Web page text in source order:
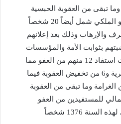
تبقى من العقوبة الحبسية
وأشار البلاغ ذاته إلى أن العفو الملكي شمل أيضاً 20 شخصاً
والإرهاب وذلك بعد إعلانهم
بثوابت الأمة والمؤسسات
الوطنية ونبذهم للتطرف حيث استفاد 12 منهم من العفو مما
تبقى من العقوبة السالبة للحرية و6 من تخفيض العقوبة فيما
وما تبقى من العقوبة
للمستفيدين من العفو
1376 شخصاً